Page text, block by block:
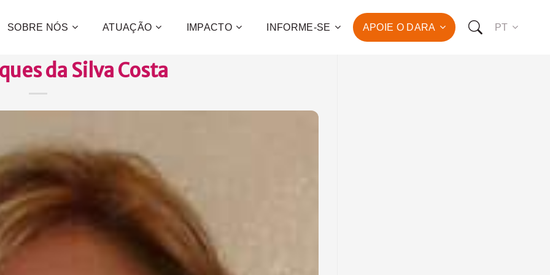
SOBRE NÓS ATUAÇÃO IMPACTO INFORME-SE APOIE O DARA
desenvolvimento humano de
PT
da Silva Costa